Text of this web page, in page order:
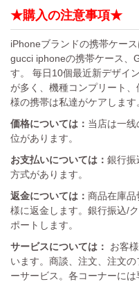
★購入の注意事項★
iPhoneブランドの携帯ケー
gucci iphoneの携帯ケース、
す。 毎日10個最近新デザイ
が多く、機種コンプリート
様の携帯は私達がケアします
価格については： 当店は一
位があります。
お支払いについては： 銀行振
方式があります。
返金については： 商品在庫品
様に返金します。銀行振込/
ポートします。
サービスについては：
お客
います。商談、注文、注文
ーサービス。各コーナーに